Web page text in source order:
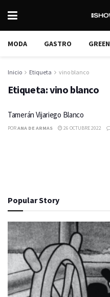
MODA GASTRO GREEN
Inicio Etiqueta vino blanco
Etiqueta:vino blanco
Tamerán Vijariego Blanco
PORANA DE ARMAS 26 OCTUBRE 2022
Popular Story